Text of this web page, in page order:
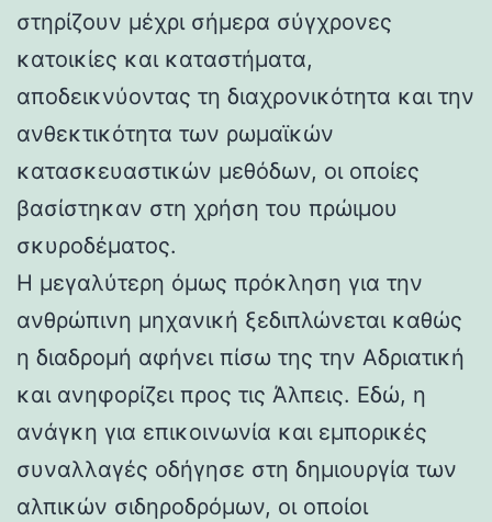
στηρίζουν μέχρι σήμερα σύγχρονες
κατοικίες και καταστήματα,
αποδεικνύοντας τη διαχρονικότητα και την
ανθεκτικότητα των ρωμαϊκών
κατασκευαστικών μεθόδων, οι οποίες
βασίστηκαν στη χρήση του πρώιμου
σκυροδέματος.
Η μεγαλύτερη όμως πρόκληση για την
ανθρώπινη μηχανική ξεδιπλώνεται καθώς
η διαδρομή αφήνει πίσω της την Αδριατική
και ανηφορίζει προς τις Άλπεις. Εδώ, η
ανάγκη για επικοινωνία και εμπορικές
συναλλαγές οδήγησε στη δημιουργία των
αλπικών σιδηροδρόμων, οι οποίοι